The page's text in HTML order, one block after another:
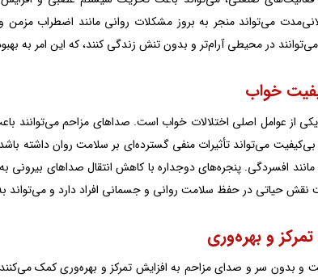
می‌تواند منجر به بروز مشکلات روانی مانند اضطراب
می‌توانند در محیطی آرام‌تر و بدون تنش زندگی کنند، که این امر به
از عوامل اصلی اختلالات خواب است. صداهای مزاحم
بی‌کیفیت می‌تواند تأثیرات منفی گسترده‌ای بر سلامت روان داشته
مانند افسردگی. پنجره‌های دوجداره با کاهش انتقال صداهای
نقش حیاتی در حفظ سلامت روانی و جسمانی افراد دارد و
بدون سر و صدای مزاحم به افزایش تمرکز و بهره‌وری کمک می‌کنند.